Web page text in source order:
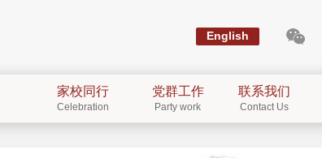
English
家校同行
Celebration
党群工作
Party work
联系我们
Contact Us